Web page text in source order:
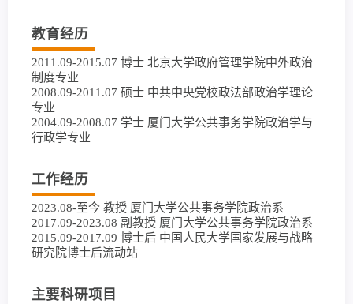
教育经历
2011.09-2015.07 博士 北京大学政府管理学院中外政治
制度专业
2008.09-2011.07 硕士 中共中央党校政法部政治学理论
专业
2004.09-2008.07 学士 厦门大学公共事务学院政治学与
行政学专业
工作经历
2023.08-至今 教授 厦门大学公共事务学院政治系
2017.09-2023.08 副教授 厦门大学公共事务学院政治系
2015.09-2017.09 博士后 中国人民大学国家发展与战略
研究院博士后流动站
主要科研项目